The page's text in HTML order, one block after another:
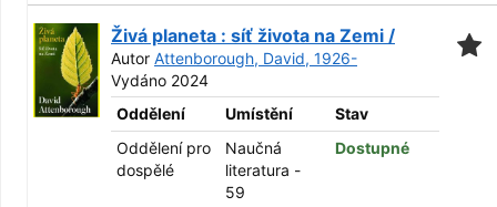
Živá planeta : síť života na Zemi /
Autor Attenborough, David, 1926-
Vydáno 2024
Oddělení
Umístění
Stav
Oddělení pro
dospělé
Naučná
literatura -
59
Dostupné